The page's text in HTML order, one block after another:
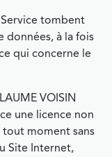
tombent
données, à la fois
qui concerne le
VOISIN
une licence non
tout moment sans
Site Internet,